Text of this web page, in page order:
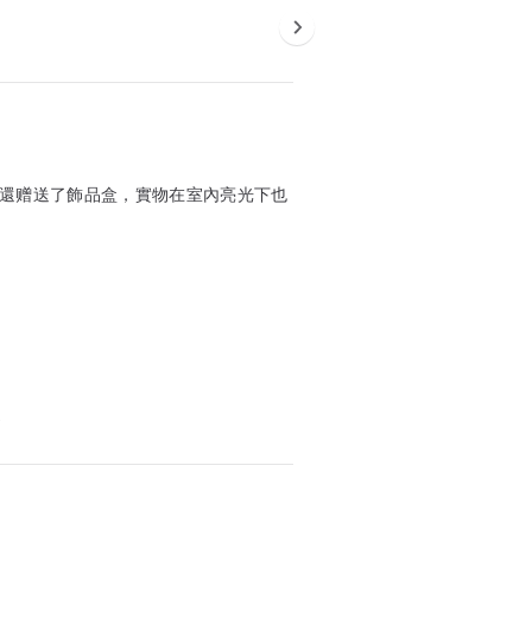
赠送了飾品盒，實物在室內亮光下也